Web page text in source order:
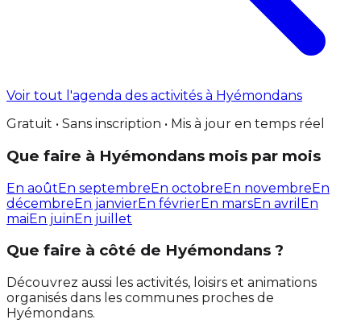
Voir tout l'agenda des activités à Hyémondans
Gratuit • Sans inscription • Mis à jour en temps réel
Que faire à Hyémondans mois par mois
En aoûtEn septembreEn octobreEn novembreEn
décembreEn janvierEn févrierEn marsEn avril En
maiEn juinEn juillet
Que faire à côté de Hyémondans ?
Découvrez aussi les activités, loisirs et animations
organisés dans les communes proches de
Hyémondans.